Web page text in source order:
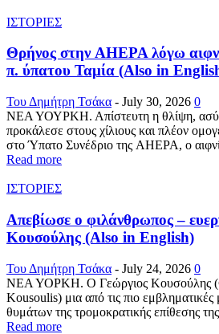
ΙΣΤΟΡΙΕΣ
Θρήνος στην AHEPA λόγω
π. ύπατου Ταμία (Also in
Του Δημήτρη Τσάκα - July 30, 2026 0
ΝΕΑ ΥΟΥΡΚΗ. Απίστευτη η θλίψη,
προκάλεσε στους χίλιους και πλέον
στο Ύπατο Συνέδριο της AHEPA, ο
Read more
ΙΣΤΟΡΙΕΣ
Απεβίωσε ο φιλάνθρωπος –
Κουσούλης (Also in English)
Του Δημήτρη Τσάκα - July 24, 2026 0
ΝΕΑ ΥΟΡΚΗ. Ο Γεώργιος Κουσούλης
Kousoulis) μια από τις πιο
θυμάτων της τρομοκρατικής επίθεσης
Read more